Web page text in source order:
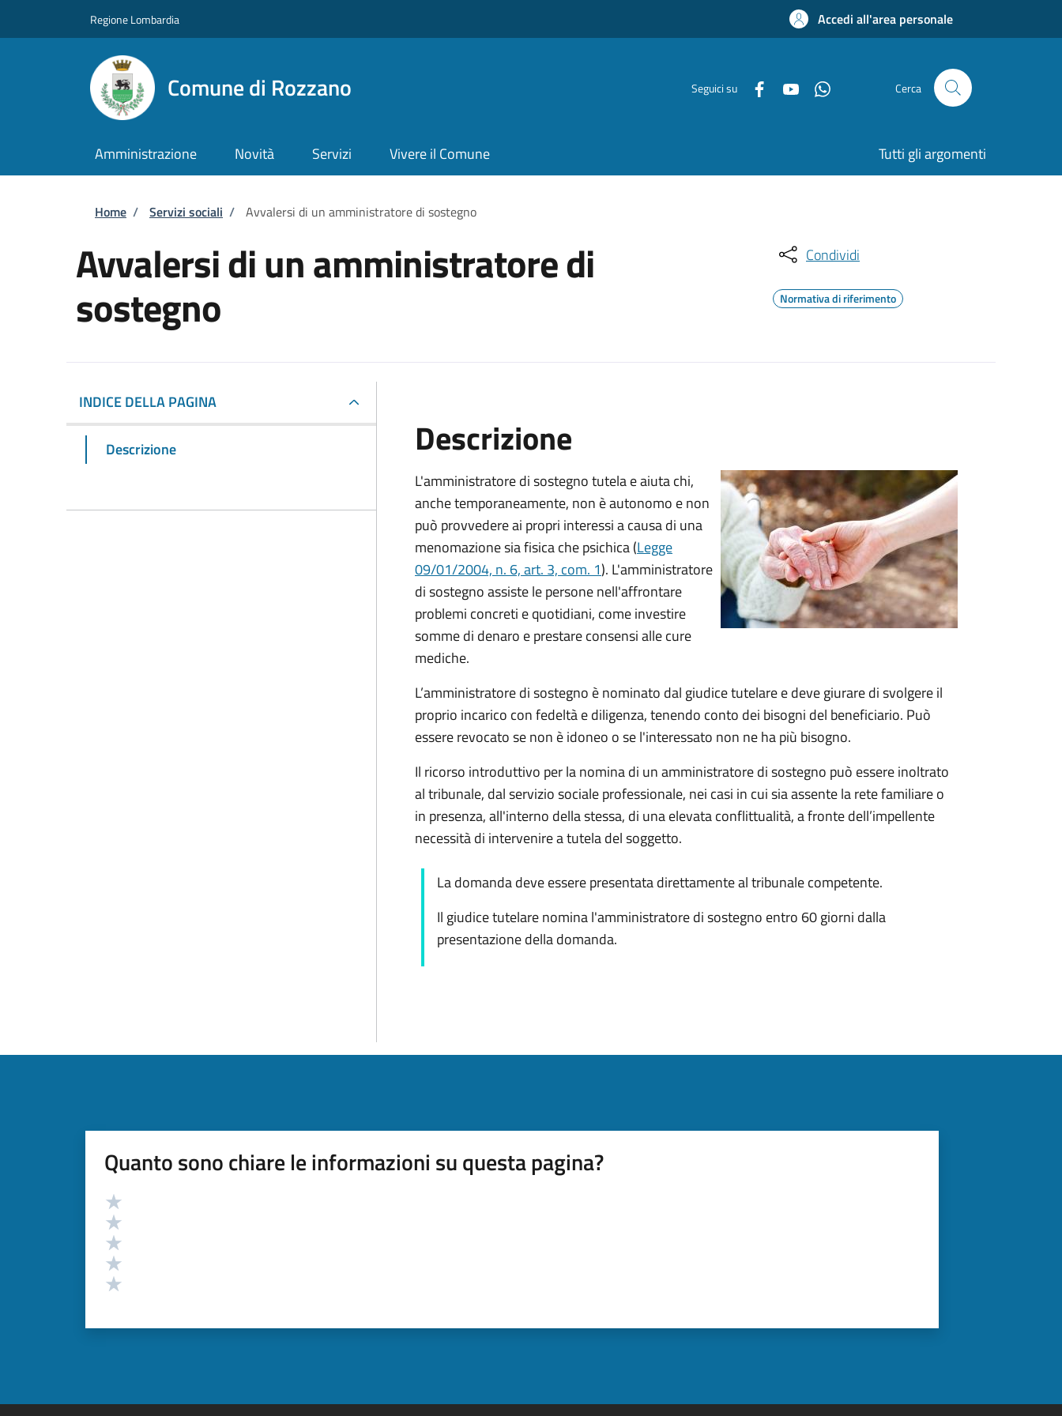
Regione Lombardia Accedi all'area personale
Comune di Rozzano Seguici su Cerca
Amministrazione Novità Servizi Vivere il Comune Tutti gli argomenti
Briciole di pane
Home / Servizi sociali / Avvalersi di un amministratore di sostegno
Avvalersi di un amministratore di
sostegno
Condividi
Normativa di riferimento
INDICE DELLA PAGINA
Descrizione Descrizione
L'amministratore di sostegno tutela e aiuta chi,
anche temporaneamente, non è autonomo e non
può provvedere ai propri interessi a causa di una
menomazione sia fisica che psichica (Legge
09/01/2004, n. 6, art. 3, com. 1). L'amministratore
di sostegno assiste le persone nell'affrontare
problemi concreti e quotidiani, come investire
somme di denaro e prestare consensi alle cure
mediche.
L’amministratore di sostegno è nominato dal giudice tutelare e deve giurare di svolgere il
proprio incarico con fedeltà e diligenza, tenendo conto dei bisogni del beneficiario. Può
essere revocato se non è idoneo o se l'interessato non ne ha più bisogno.
Il ricorso introduttivo per la nomina di un amministratore di sostegno può essere inoltrato
al tribunale, dal servizio sociale professionale, nei casi in cui sia assente la rete familiare o
in presenza, all'interno della stessa, di una elevata conflittualità, a fronte dell’impellente
necessità di intervenire a tutela del soggetto.
La domanda deve essere presentata direttamente al tribunale competente.
Il giudice tutelare nomina l'amministratore di sostegno entro 60 giorni dalla
presentazione della domanda.
Quanto sono chiare le informazioni su questa pagina?
Valutazione